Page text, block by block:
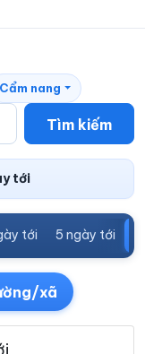
Tìm kiếm
Cẩm nang
tới
tới 5 ngày tới
xã